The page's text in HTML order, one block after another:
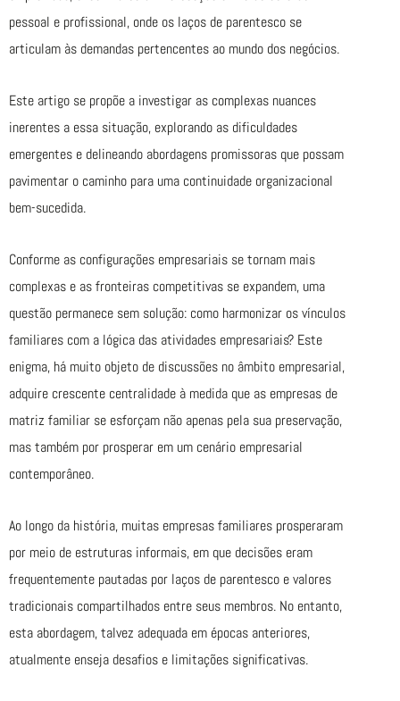
pessoal e profissional, onde os laços de parentesco se
articulam às demandas pertencentes ao mundo dos negócios.
Este artigo se propõe a investigar as complexas nuances
inerentes a essa situação, explorando as dificuldades
emergentes e delineando abordagens promissoras que possam
pavimentar o caminho para uma continuidade organizacional
bem-sucedida.
Conforme as configurações empresariais se tornam mais
complexas e as fronteiras competitivas se expandem, uma
questão permanece sem solução: como harmonizar os vínculos
familiares com a lógica das atividades empresariais? Este
enigma, há muito objeto de discussões no âmbito empresarial,
adquire crescente centralidade à medida que as empresas de
matriz familiar se esforçam não apenas pela sua preservação,
mas também por prosperar em um cenário empresarial
contemporâneo.
Ao longo da história, muitas empresas familiares prosperaram
por meio de estruturas informais, em que decisões eram
frequentemente pautadas por laços de parentesco e valores
tradicionais compartilhados entre seus membros. No entanto,
esta abordagem, talvez adequada em épocas anteriores,
atualmente enseja desafios e limitações significativas.